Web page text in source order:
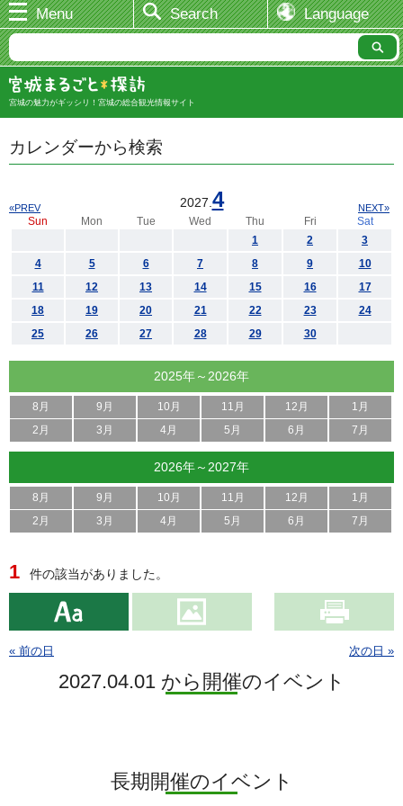
Menu Search Language
宮城の魅力がギッシリ！宮城の総合観光情報サイト
カレンダーから検索
2027. 4
«PREV NEXT»
Sun Mon Tue Wed Thu Fri
Sat
1
2
3
4
5 6 7 8 9
10
11
12 13 14 15 16
17
18
19 20 21 22 23
24
25
26 27 28 29 30
2025年～2026年
8月 9月 10月 11月 12月
1月
2月
3月 4月 5月 6月 7月
2026年～2027年
8月 9月 10月 11月 12月
1月
2月
3月 4月 5月 6月 7月
1 件の該当がありました。
« 前の日 次の日 »
2027.04.01 から開催のイベント
長期開催のイベント